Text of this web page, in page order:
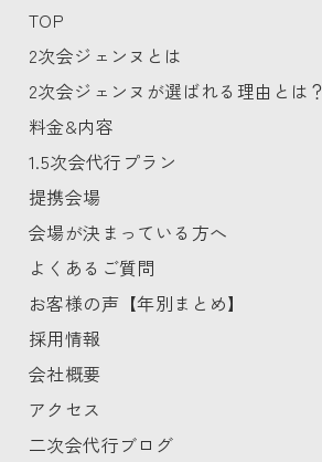
TOP
2次会ジェンヌとは
2次会ジェンヌが選ばれる理由とは？
料金&内容
1.5次会代行プラン
提携会場
会場が決まっている方へ
よくあるご質問
お客様の声【年別まとめ】
採用情報
会社概要
アクセス
二次会代行ブログ